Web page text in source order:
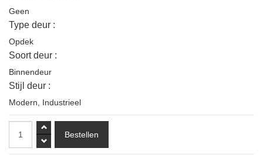
Geen
Type deur :
Opdek
Soort deur :
Binnendeur
Stijl deur :
Modern Industrieel